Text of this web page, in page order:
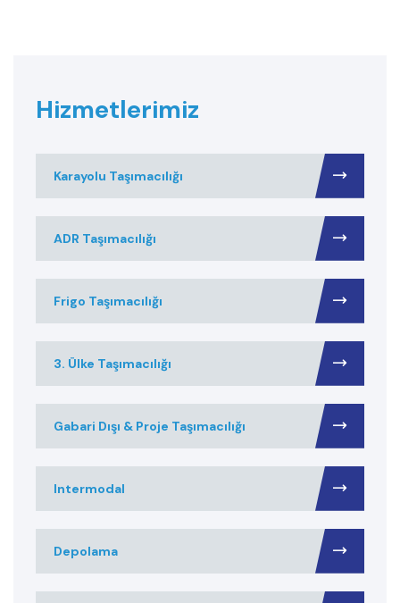
Hizmetlerimiz
Karayolu Taşımacılığı
ADR Taşımacılığı
Frigo Taşımacılığı
3. Ülke Taşımacılığı
Gabari Dışı & Proje Taşımacılığı
Intermodal
Depolama